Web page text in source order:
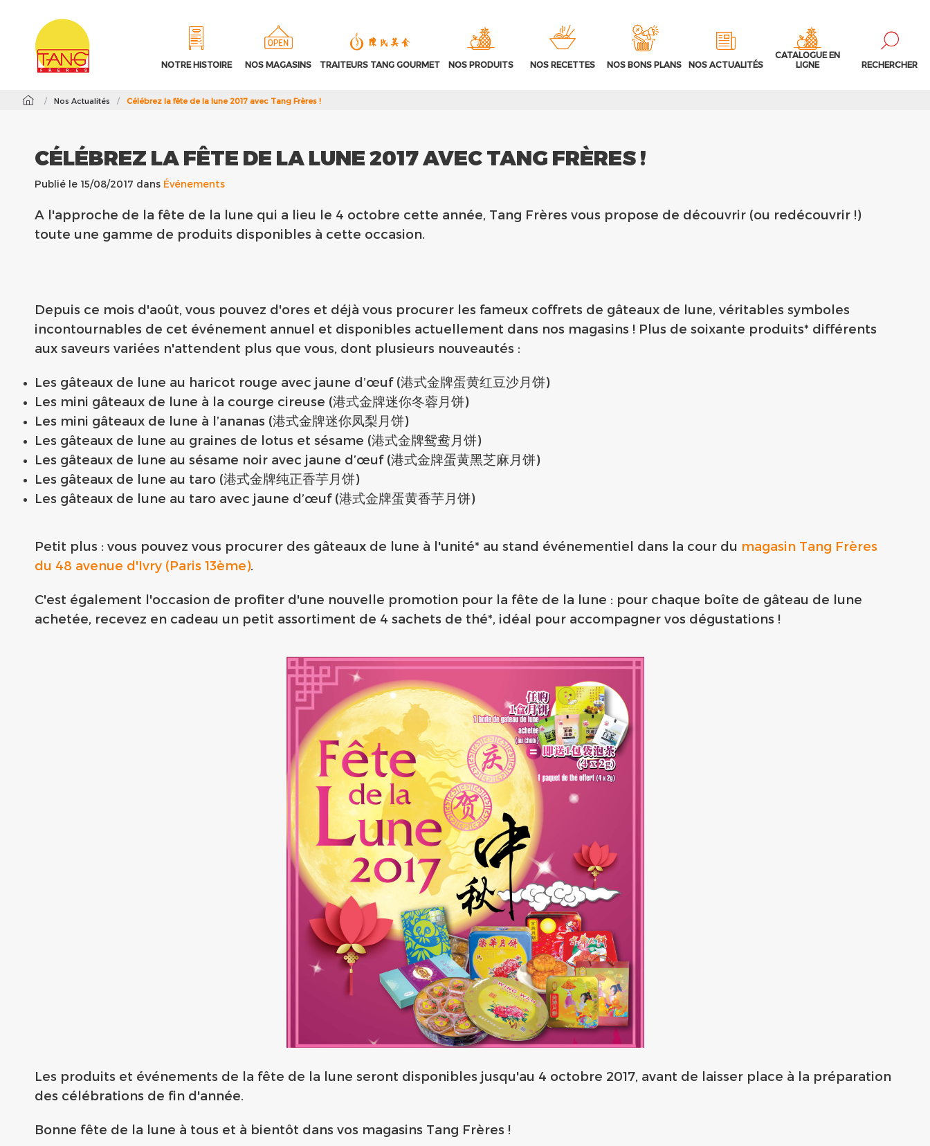
NOTRE HISTOIRE NOS MAGASINS TRAITEURS TANG GOURMET NOS PRODUITS NOS RECETTES NOS BONS PLANS NOS ACTUALITÉS
CATALOGUE EN
LIGNE
RECHERCHER
/ Nos Actualités / Célébrez la fête de la lune 2017 avec Tang Frères !
CÉLÉBREZ LA FÊTE DE LA LUNE 2017 AVEC TANG FRÈRES !
Publié le 15/08/2017 dans Événements
A l'approche de la fête de la lune qui a lieu le 4 octobre cette année, Tang Frères vous propose de découvrir (ou redécouvrir !)
toute une gamme de produits disponibles à cette occasion.
Depuis ce mois d'août, vous pouvez d'ores et déjà vous procurer les fameux coffrets de gâteaux de lune, véritables symboles
incontournables de cet événement annuel et disponibles actuellement dans nos magasins ! Plus de soixante produits* différents
aux saveurs variées n'attendent plus que vous, dont plusieurs nouveautés :
Les gâteaux de lune au haricot rouge avec jaune d’œuf (港式金牌蛋黄红豆沙月饼)
Les mini gâteaux de lune à la courge cireuse (港式金牌迷你冬蓉月饼)
Les mini gâteaux de lune à l’ananas (港式金牌迷你凤梨月饼)
Les gâteaux de lune au graines de lotus et sésame (港式金牌鸳鸯月饼)
Les gâteaux de lune au sésame noir avec jaune d’œuf (港式金牌蛋黄黑芝麻月饼)
Les gâteaux de lune au taro (港式金牌纯正香芋月饼)
Les gâteaux de lune au taro avec jaune d’œuf (港式金牌蛋黄香芋月饼)
Petit plus : vous pouvez vous procurer des gâteaux de lune à l'unité* au stand événementiel dans la cour du magasin Tang Frères
du 48 avenue d'Ivry (Paris 13ème).
C'est également l'occasion de profiter d'une nouvelle promotion pour la fête de la lune : pour chaque boîte de gâteau de lune
achetée, recevez en cadeau un petit assortiment de 4 sachets de thé*, idéal pour accompagner vos dégustations !
Les produits et événements de la fête de la lune seront disponibles jusqu'au 4 octobre 2017, avant de laisser place à la préparation
des célébrations de fin d'année.
Bonne fête de la lune à tous et à bientôt dans vos magasins Tang Frères !